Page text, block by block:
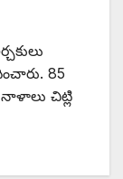
85
చిట్లి